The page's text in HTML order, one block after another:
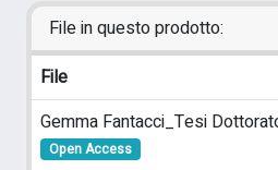
File in questo prodotto:
File
Gemma Fantacci_Tesi
Open Access